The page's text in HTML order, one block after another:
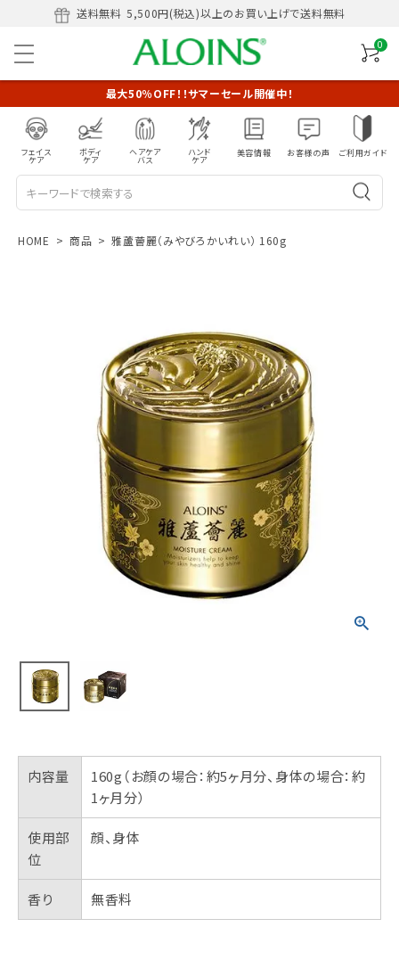
送料無料 5,500円(税込)以上のお買い上げで送料無料
0
最大50％OFF！！サマーセール開催中！
フェイス
ケア
ボディ
ケア
ヘアケア
バス
ハンド
ケア
美容情報 お客様の声 ご利用ガイド
HOME 商品 雅蘆薈麗（みやびろかいれい） 160g
内容量
160g（お顔の場合：約5ヶ月分、身体の場合：約
1ヶ月分）
使用部
位
顔、身体
香り 無香料